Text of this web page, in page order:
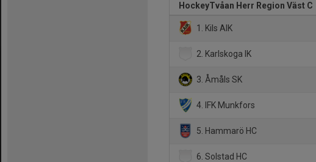
HockeyTvåan Herr Region Väst C
1. Kils AIK
2. Karlskoga IK
3. Åmåls SK
4. IFK Munkfors
5. Hammarö HC
6. Solstad HC